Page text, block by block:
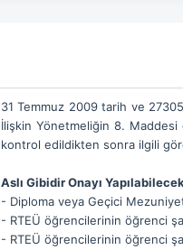
31 Temmuz 2009 tarih ve
İlişkin Yönetmeliğin 8.
kontrol edildikten sonra ilgili
Aslı Gibidir Onayı
- Diploma veya Geçici
- RTEÜ öğrencilerinin öğrenci
- RTEÜ öğrencilerinin öğrenci